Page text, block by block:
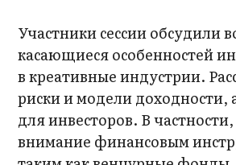
Участники сессии обсудили
касающиеся особенностей
в креативные индустрии.
риски и модели доходности,
для инвесторов. В
внимание финансовым